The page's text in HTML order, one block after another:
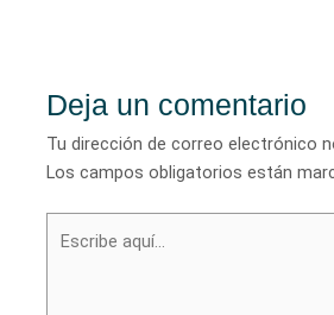
Deja un comentario
Tu dirección de correo electrónico
Los campos obligatorios están
aquí...